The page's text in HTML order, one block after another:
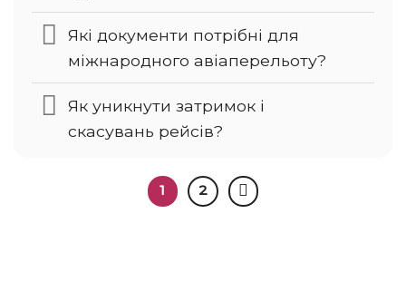
Які документи потрібні для
міжнародного авіаперельоту?
Як уникнути затримок і
скасувань рейсів?
1 2